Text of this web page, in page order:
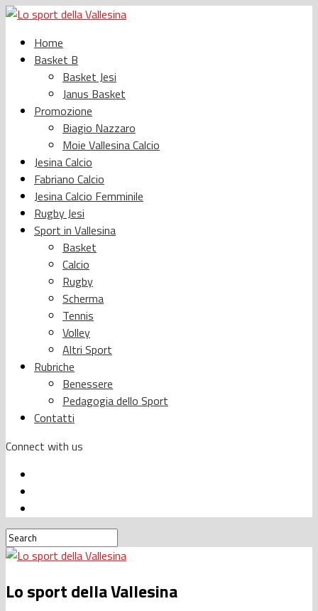
Home
Basket B
Basket Jesi
Janus Basket
Promozione
Biagio Nazzaro
Moie Vallesina Calcio
Jesina Calcio
Fabriano Calcio
Jesina Calcio Femminile
Rugby Jesi
Sport in Vallesina
Basket
Calcio
Rugby
Scherma
Tennis
Volley
Altri Sport
Rubriche
Benessere
Pedagogia dello Sport
Contatti
Connect with us
Lo sport della Vallesina